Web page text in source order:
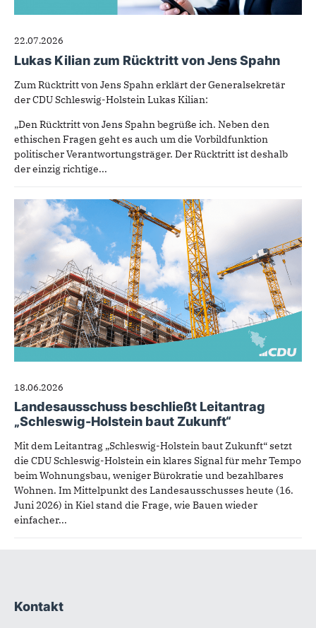
22.07.2026
Lukas Kilian zum Rücktritt von Jens Spahn
Zum Rücktritt von Jens Spahn erklärt der Generalsekretär
der CDU Schleswig-Holstein Lukas Kilian:
„Den Rücktritt von Jens Spahn begrüße ich. Neben den
ethischen Fragen geht es auch um die Vorbildfunktion
politischer Verantwortungsträger. Der Rücktritt ist deshalb
der einzig richtige...
18.06.2026
Landesausschuss beschließt Leitantrag
„Schleswig-Holstein baut Zukunft“
Mit dem Leitantrag „Schleswig-Holstein baut Zukunft“ setzt
die CDU Schleswig-Holstein ein klares Signal für mehr Tempo
beim Wohnungsbau, weniger Bürokratie und bezahlbares
Wohnen. Im Mittelpunkt des Landesausschusses heute (16.
Juni 2026) in Kiel stand die Frage, wie Bauen wieder
einfacher...
Fußbereich
Kontakt